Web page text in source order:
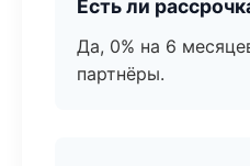
Есть ли
Да, 0% на 6
партнёры.